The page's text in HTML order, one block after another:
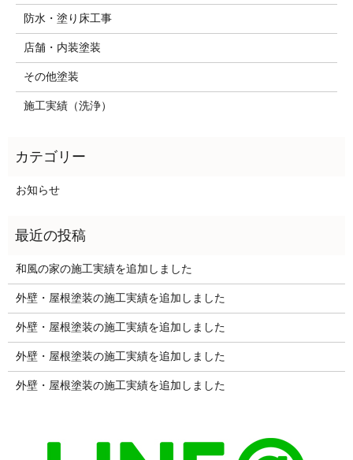
防水・塗り床工事
店舗・内装塗装
その他塗装
施工実績（洗浄）
お知らせ
和風の家の施工実績を追加しました
外壁・屋根塗装の施工実績を追加しました
外壁・屋根塗装の施工実績を追加しました
外壁・屋根塗装の施工実績を追加しました
外壁・屋根塗装の施工実績を追加しました